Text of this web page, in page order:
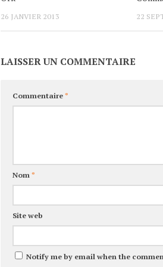
26 JANVIER 2013 22
LAISSER UN COMMENTAIRE
Commentaire*
Nom*
Site web
Notify me by email when the